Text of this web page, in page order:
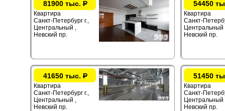
81900 тыс.Р
Квартира
Санкт-Петербург г.,
Центральный ,
Невский пр.
54450
Квартира
Санкт-
Центральный
Невский пр.
41650 тыс.Р
Квартира
Санкт-Петербург г.,
Центральный ,
Невский пр.
51450
Квартира
Санкт-
Центральный
Невский пр.